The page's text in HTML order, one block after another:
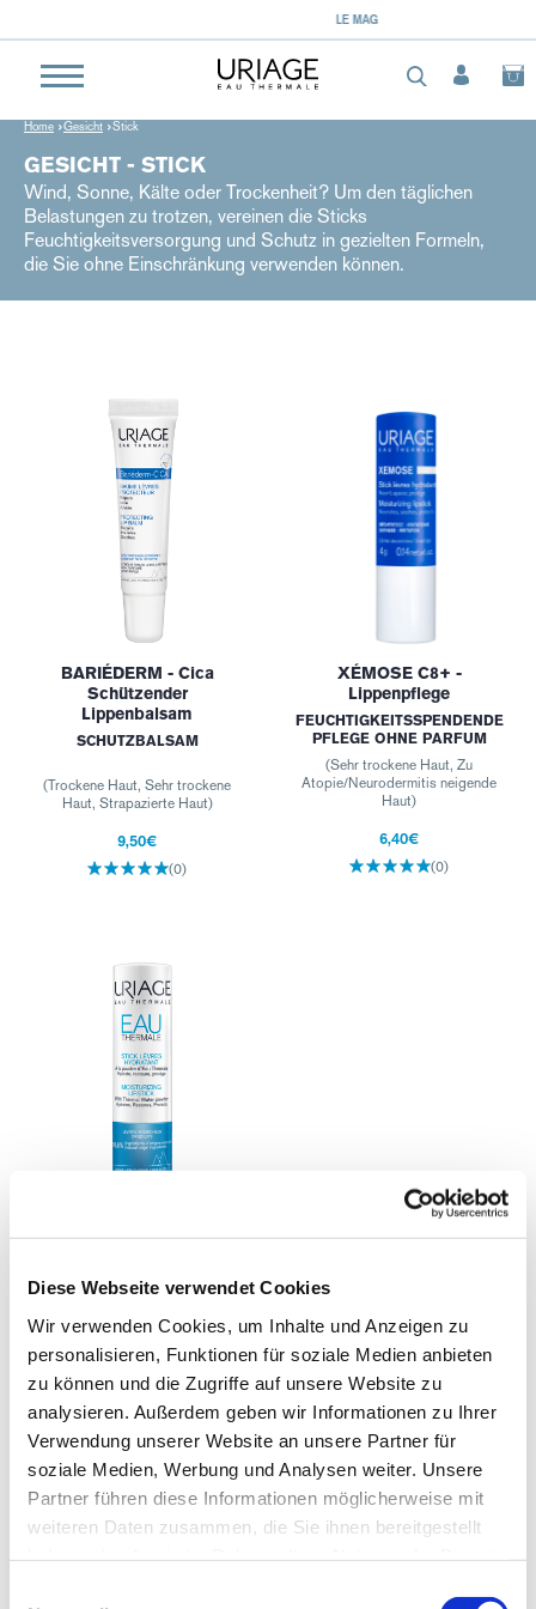
Diese Webseite verwendet Cookies
Wir verwenden Cookies, um Inhalte und Anzeigen zu
personalisieren, Funktionen für soziale Medien anbieten
zu können und die Zugriffe auf unsere Website zu
analysieren. Außerdem geben wir Informationen zu Ihrer
Verwendung unserer Website an unsere Partner für
soziale Medien, Werbung und Analysen weiter. Unsere
Partner führen diese Informationen möglicherweise mit
weiteren Daten zusammen, die Sie ihnen bereitgestellt
Home Gesicht Stick
GESICHT - STICK
Wind, Sonne, Kälte oder Trockenheit? Um den täglichen
Belastungen zu trotzen, vereinen die Sticks
Feuchtigkeitsversorgung und Schutz in gezielten Formeln,
die Sie ohne Einschränkung verwenden können.
BARIÉDERM - Cica
Schützender
Lippenbalsam
SCHUTZBALSAM
(Trockene Haut, Sehr trockene
Haut, Strapazierte Haut)
9,50€
(0)
XÉMOSE C8+ -
Lippenpflege
FEUCHTIGKEITSSPENDENDE
PFLEGE OHNE PARFUM
(Sehr trockene Haut, Zu
Atopie/Neurodermitis neigende
Haut)
6,40€
(0)
HYDRO-AKTIV
HYDRATISIERENDE
THERMALWASSER ALS
(Alle Hauttypen)
5,30€
(0)
Dank seines kompakten und praktischen Formats ist der Stick das Produkt für die
tägliche Hautpflege für unterwegs. Ob mit reparierender, schützender oder
oder sogar unreiner Haut. Der Lippenpflegestift gehört zu den unverzichtbaren